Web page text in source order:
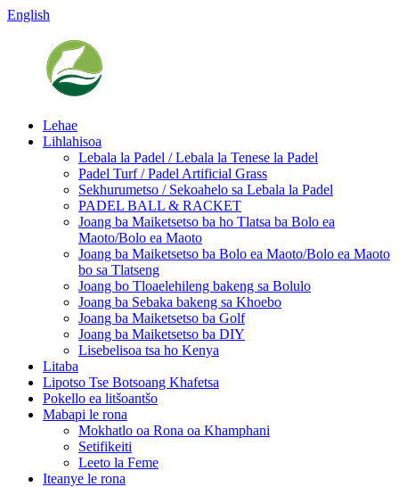
English
Lehae
Lihlahisoa
Lebala la Padel / Lebala la Tenese la Padel
Padel Turf / Padel Artificial Grass
Sekhurumetso / Sekoahelo sa Lebala la Padel
PADEL BALL & RACKET
Joang ba Maiketsetso ba ho Tlatsa ba Bolo ea
Maoto/Bolo ea Maoto
Joang ba Maiketsetso ba Bolo ea Maoto/Bolo ea Maoto
bo sa Tlatseng
Joang bo Tloaelehileng bakeng sa Bolulo
Joang ba Sebaka bakeng sa Khoebo
Joang ba Maiketsetso ba Golf
Joang ba Maiketsetso ba DIY
Lisebelisoa tsa ho Kenya
Litaba
Lipotso Tse Botsoang Khafetsa
Pokello ea litšoantšo
Mabapi le rona
Mokhatlo oa Rona oa Khamphani
Setifikeiti
Leeto la Feme
Iteanye le rona